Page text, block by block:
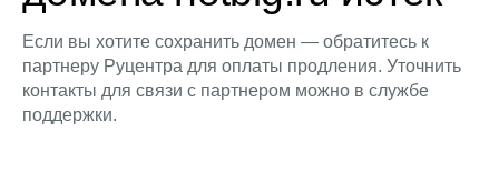
Если вы хотите сохранить домен — обратитесь к
партнеру Руцентра для оплаты продления. Уточнить
контакты для связи с партнером можно в службе
поддержки.